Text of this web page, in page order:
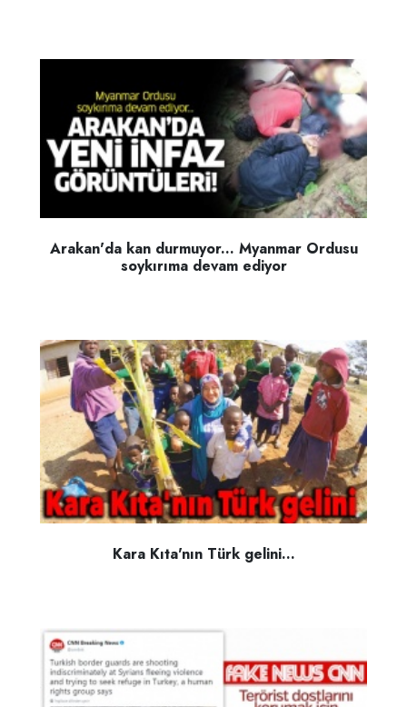
Arakan'da kan durmuyor... Myanmar Ordusu
soykırıma devam ediyor
Kara Kıta'nın Türk gelini...